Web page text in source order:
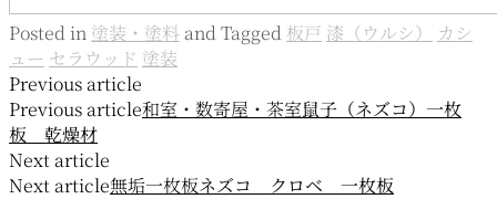
Posted in 塗装・塗料 andTagged 板戸 漆（ウルシ）
カシ
ュー セラウッド 塗装
投
稿
ナ
ビ
Previous article
Previous article和室・数寄屋・茶室鼠子（ネズコ）一枚
板 乾燥材
Next article
Next article無垢一枚板ネズコ クロベ 一枚板